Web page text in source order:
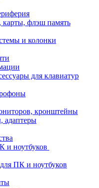
карты, флэш память
и колонки
для клавиатур
кронштейны
адаптеры
и ноутбуков
ПК и ноутбуков